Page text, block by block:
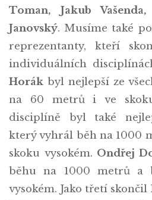
Toman, Jakub
Janovský. Musíme také
reprezentanty, kteří
individuálních
Horák byl nejlepší ze
na 60 metrů i ve
disciplíně byl také
který vyhrál běh na 1000
skoku vysokém. Ondřej
běhu na 1000 metrů a
vysokém. Jako třetí skončil